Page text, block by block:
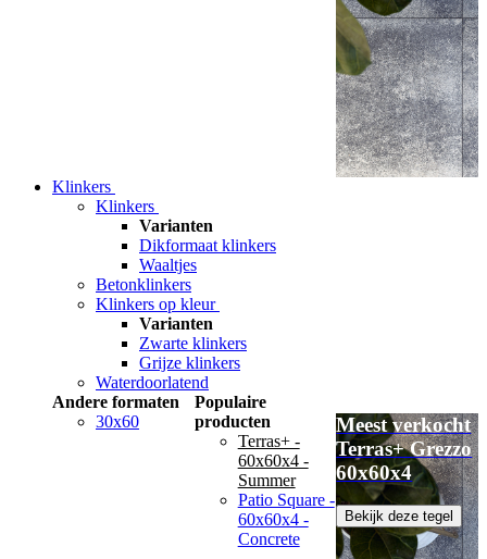
Klinkers
Klinkers
Varianten
Dikformaat klinkers
Waaltjes
Betonklinkers
Klinkers op kleur
Varianten
Zwarte klinkers
Grijze klinkers
Waterdoorlatend
Andere formaten
30x60
Populaire
producten
Terras+ -
60x60x4 -
Summer
Patio Square -
60x60x4 -
Concrete
Meest verkocht
Terras+ Grezzo
60x60x4
Bekijk deze tegel